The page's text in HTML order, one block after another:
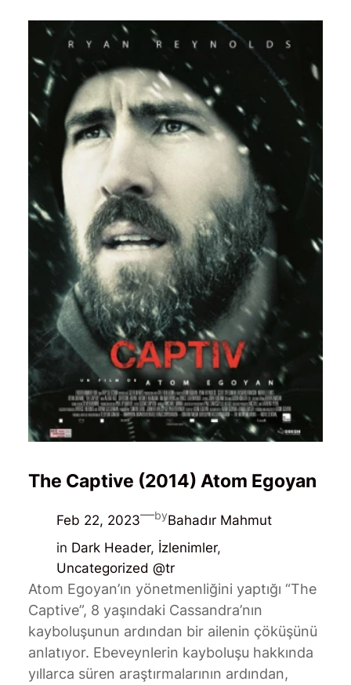
The Captive (2014) Atom Egoyan
Feb 22, 2023—byBahadır Mahmut
in Dark Header, İzlenimler
Uncategorized @tr
Atom Egoyan’ın yönetmenliğini yaptığı “The
Captive”, 8 yaşındaki Cassandra’nın
kayboluşunun ardından bir ailenin çöküşünü
anlatıyor. Ebeveynlerin kayboluşu hakkında
yıllarca süren araştırmalarının ardından,